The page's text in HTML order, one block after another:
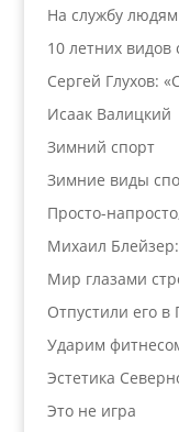
На службу людям
10 летних видов
Сергей Глухов:
Исаак Валицкий
Зимний спорт
Зимние виды
Просто-
Михаил
Мир глазами
Отпустили его в
Ударим
Эстетика
Это не игра